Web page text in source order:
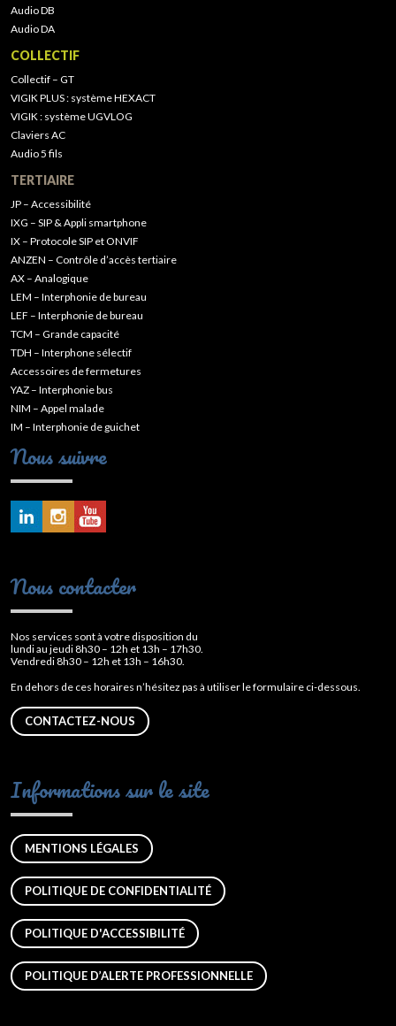
Audio DB
Audio DA
COLLECTIF
Collectif – GT
VIGIK PLUS : système HEXACT
VIGIK : système UGVLOG
Claviers AC
Audio 5 fils
TERTIAIRE
JP – Accessibilité
IXG – SIP & Appli smartphone
IX – Protocole SIP et ONVIF
ANZEN – Contrôle d’accès tertiaire
AX – Analogique
LEM – Interphonie de bureau
LEF – Interphonie de bureau
TCM – Grande capacité
TDH – Interphone sélectif
Accessoires de fermetures
YAZ – Interphonie bus
NIM – Appel malade
IM – Interphonie de guichet
Nous suivre
Nous contacter
Nos services sont à votre disposition du
lundi au jeudi 8h30 – 12h et 13h – 17h30.
Vendredi 8h30 – 12h et 13h – 16h30.
En dehors de ces horaires n’hésitez pas à utiliser le formulaire ci-dessous.
CONTACTEZ-NOUS
Informations sur le site
MENTIONS LÉGALES
POLITIQUE DE CONFIDENTIALITÉ
POLITIQUE D'ACCESSIBILITÉ
POLITIQUE D’ALERTE PROFESSIONNELLE